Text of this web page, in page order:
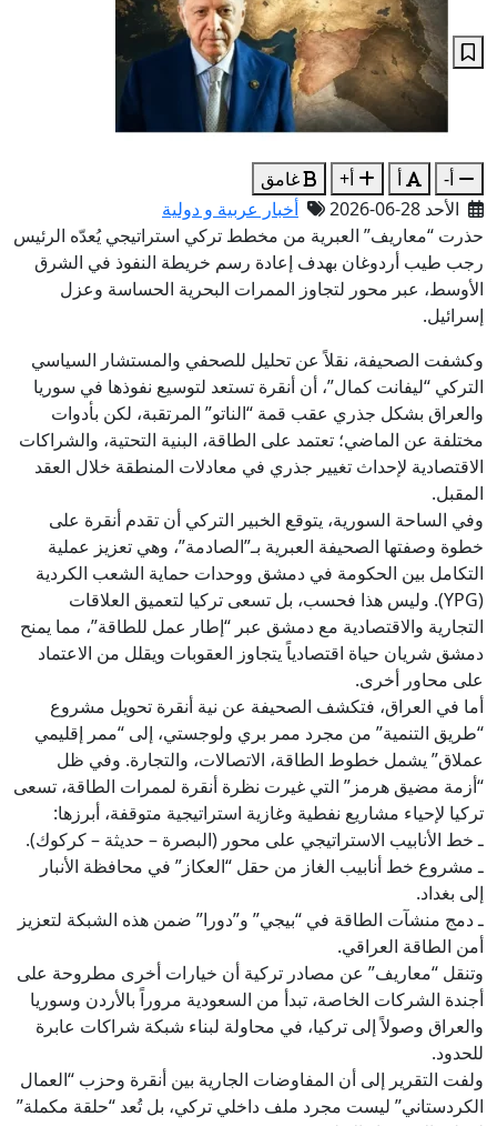
أ- أ أ+
غامق
الأحد 28-06-2026
أخبار عربية و دولية
حذرت “معاريف” العبرية من مخطط تركي استراتيجي يُعدّه الرئيس
رجب طيب أردوغان بهدف إعادة رسم خريطة النفوذ في الشرق
الأوسط، عبر محور لتجاوز الممرات البحرية الحساسة وعزل
إسرائيل.
وكشفت الصحيفة، نقلاً عن تحليل للصحفي والمستشار السياسي
التركي “ليفانت كمال”، أن أنقرة تستعد لتوسيع نفوذها في سوريا
والعراق بشكل جذري عقب قمة “الناتو” المرتقبة، لكن بأدوات
مختلفة عن الماضي؛ تعتمد على الطاقة، البنية التحتية، والشراكات
الاقتصادية لإحداث تغيير جذري في معادلات المنطقة خلال العقد
المقبل.
وفي الساحة السورية، يتوقع الخبير التركي أن تقدم أنقرة على
خطوة وصفتها الصحيفة العبرية بـ”الصادمة”، وهي تعزيز عملية
التكامل بين الحكومة في دمشق ووحدات حماية الشعب الكردية
(YPG). وليس هذا فحسب، بل تسعى تركيا لتعميق العلاقات
التجارية والاقتصادية مع دمشق عبر “إطار عمل للطاقة”، مما يمنح
دمشق شريان حياة اقتصادياً يتجاوز العقوبات ويقلل من الاعتماد
على محاور أخرى.
أما في العراق، فتكشف الصحيفة عن نية أنقرة تحويل مشروع
“طريق التنمية” من مجرد ممر بري ولوجستي، إلى “ممر إقليمي
عملاق” يشمل خطوط الطاقة، الاتصالات، والتجارة. وفي ظل
“أزمة مضيق هرمز” التي غيرت نظرة أنقرة لممرات الطاقة، تسعى
تركيا لإحياء مشاريع نفطية وغازية استراتيجية متوقفة، أبرزها:
ـ خط الأنابيب الاستراتيجي على محور (البصرة – حديثة – كركوك).
ـ مشروع خط أنابيب الغاز من حقل “العكاز” في محافظة الأنبار
إلى بغداد.
ـ دمج منشآت الطاقة في “بيجي” و”دورا” ضمن هذه الشبكة لتعزيز
أمن الطاقة العراقي.
وتنقل “معاريف” عن مصادر تركية أن خيارات أخرى مطروحة على
أجندة الشركات الخاصة، تبدأ من السعودية مروراً بالأردن وسوريا
والعراق وصولاً إلى تركيا، في محاولة لبناء شبكة شراكات عابرة
للحدود.
ولفت التقرير إلى أن المفاوضات الجارية بين أنقرة وحزب “العمال
الكردستاني” ليست مجرد ملف داخلي تركي، بل تُعد “حلقة مكملة”